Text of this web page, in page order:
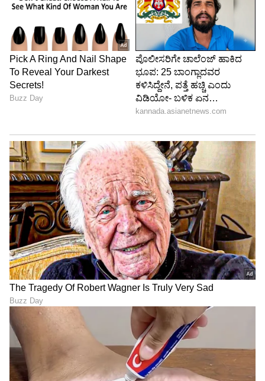
DOWNLOAD APP
RECOMMENDED STORIES
ಅದೃಷ್ಟ ರಾಶಿಚಕ್ರ ಚಿಹ್ನೆಗಳು: ಜುಲೈ
25 ರಂದು ಮಿಥುನ ಸೇರಿದಂತೆ 3
ರಾಶಿಗಳು ಮಂಗಳ
ಬದಲಾವಣೆಯಿಂದ ಪ್ರಯೋಜನ,
ಲಾಭವೋ ಲಾಭ
ಸಿಂಹ ರಾಶಿಯಲ್ಲಿ ಶುಕ್ರ-ಕೇತುಗಳ
ಸಂಯೋಗವು 4 ರಾಶಿಚಕ್ರ
ಚಿಹ್ನೆಗಳ ಅದೃಷ್ಟವನ್ನು
ಬೆಳಗಿಸುತ್ತದೆ, ಆಗಸ್ಟ್ 1 ರವರೆಗೆ
ಉತ್ತಮ ಪ್ರಯೋಜನ
ಜುಲೈ 16 ರಂದು ಶುಕ್ರ ಪಥ
4 ರಾಶಿಗಳು ಆಗಸ್ಟ್ 1 ರವರೆಗೆ